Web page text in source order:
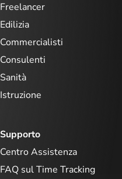
Freelancer
Edilizia
Commercialisti
Consulenti
Sanità
Istruzione
Supporto
Centro Assistenza
FAQ sul Time Tracking